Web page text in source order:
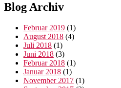
Blog Archiv
Februar 2019 (1)
August 2018 (4)
Juli 2018 (1)
Juni 2018 (3)
Februar 2018 (1)
Januar 2018 (1)
November 2017 (1)